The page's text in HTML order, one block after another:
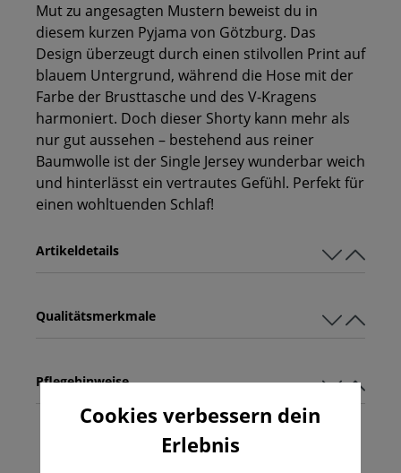
Mut zu angesagten Mustern beweist du in
diesem kurzen Pyjama von Götzburg. Das
Design überzeugt durch einen stilvollen Print auf
blauem Untergrund, während die Hose mit der
Farbe der Brusttasche und des V-Kragens
harmoniert. Doch dieser Shorty kann mehr als
nur gut aussehen – bestehend aus reiner
Baumwolle ist der Single Jersey wunderbar weich
und hinterlässt ein vertrautes Gefühl. Perfekt für
einen wohltuenden Schlaf!
Qualitätsmerkmale
Artikeldetails
Pflegehinweise
Cookies verbessern dein
Erlebnis